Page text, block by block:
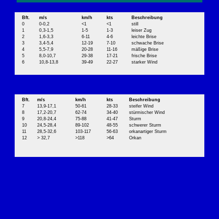
Bft. m/s km/h kts
Beschreibung
0
0-0,2 <1 <1
still
1
0,3-1,5 1-5 1-3
leiser Zug
2
1,6-3,3 6-11 4-6
leichte Brise
3
3,4-5,4 12-19 7-10
schwache Brise
4
5,5-7,9 20-28 11-16
mäßige Brise
5
8,0-10,7 29-38 17-21
frische Brise
6
10,8-13,8 39-49 22-27 starker Wind
Bft. m/s km/h kts
Beschreibung
7
13,9-17,1 50-61 28-33
steifer Wind
8
17,2-20,7 62-74 34-40
stürmischer Wind
9
20,8-24,4 75-88 41-47
Sturm
10
24,5-28,4 89-102 48-55
schwerer Sturm
11
28,5-32,6 103-117 56-63
orkanartiger Sturm
12
> 32,7 >118 >64 Orkan